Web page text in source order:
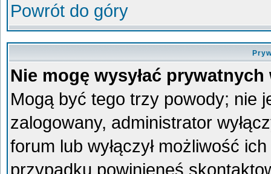
Powrót do góry
Nie mogę wysyłać
Mogą być tego trzy powody; nie
zalogowany, administrator
forum lub wyłączył możliwość
przypadku powinieneś